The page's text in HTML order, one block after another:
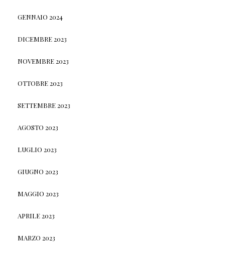
GENNAIO 2024
DICEMBRE 2023
NOVEMBRE 2023
OTTOBRE 2023
SETTEMBRE 2023
AGOSTO 2023
LUGLIO 2023
GIUGNO 2023
MAGGIO 2023
APRILE 2023
MARZO 2023